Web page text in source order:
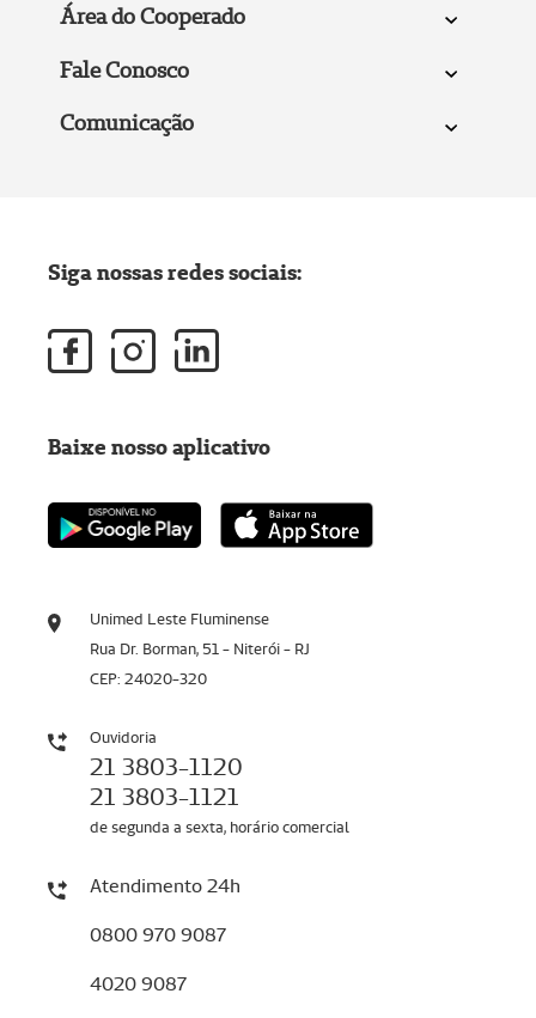
Área do Cooperado
Fale Conosco
Comunicação
Unimed Leste Fluminense
Rua Dr. Borman, 51 - Niterói - RJ
CEP: 24020-320
Ouvidoria
21 3803-1120
21 3803-1121
de segunda a sexta, horário comercial
Atendimento 24h
0800 970 9087
4020 9087
Siga nossas redes sociais:
Baixe nosso aplicativo